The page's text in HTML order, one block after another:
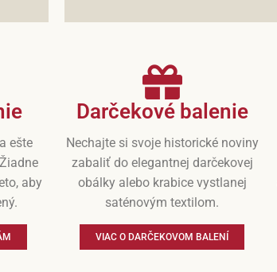
ešte
aby
Darčekové balenie
Nechajte si svoje historické noviny
zabaliť do elegantnej darčekovej
obálky alebo krabice vystlanej
saténovým textilom.
VIAC O DARČEKOVOM BALENÍ